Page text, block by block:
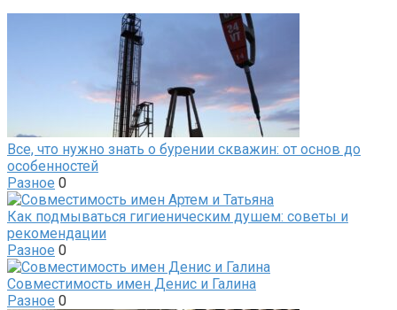
Все, что нужно знать о бурении скважин: от основ до
особенностей
Разное 0
Как подмываться гигиеническим душем: советы и
рекомендации
Разное 0
Совместимость имен Денис и Галина
Разное 0